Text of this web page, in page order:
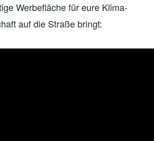
Werbefläche für eure Klima-
auf die Straße bringt: